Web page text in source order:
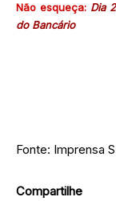
Não esqueça: Dia
do Bancário
Fonte: Imprensa
Compartilhe